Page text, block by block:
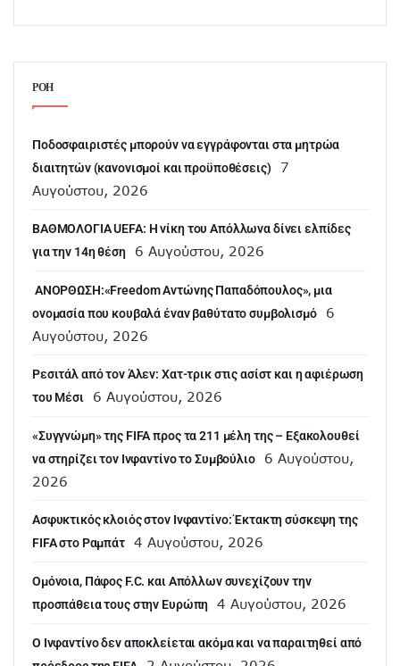
ΡΟΗ
Ποδοσφαιριστές μπορούν να εγγράφονται στα μητρώα
διαιτητών (κανονισμοί και προϋποθέσεις)
7
Αυγούστου, 2026
ΒΑΘΜΟΛΟΓΙΑ UEFA: Η νίκη του Απόλλωνα δίνει ελπίδες
για την 14η θέση
6 Αυγούστου, 2026
ANOΡΘΩΣΗ:«Freedom Αντώνης Παπαδόπουλος», μια
ονομασία που κουβαλά έναν βαθύτατο συμβολισμό
6
Αυγούστου, 2026
Ρεσιτάλ από τον Άλεν: Χατ-τρικ στις ασίστ και η αφιέρωση
του Μέσι
6 Αυγούστου, 2026
«Συγγνώμη» της FIFA προς τα 211 μέλη της – Εξακολουθεί
να στηρίζει τον Ινφαντίνο το Συμβούλιο
6 Αυγούστου,
2026
Ασφυκτικός κλοιός στον Ινφαντίνο: Έκτακτη σύσκεψη της
FIFA στο Ραμπάτ
4 Αυγούστου, 2026
Ομόνοια, Πάφος F.C. και Απόλλων συνεχίζουν την
προσπάθεια τους στην Ευρώπη
4 Αυγούστου, 2026
Ο Ινφαντίνο δεν αποκλείεται ακόμα και να παραιτηθεί από